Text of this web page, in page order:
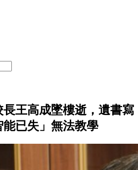
長王高成墜樓逝，遺書寫
已失」無法教學